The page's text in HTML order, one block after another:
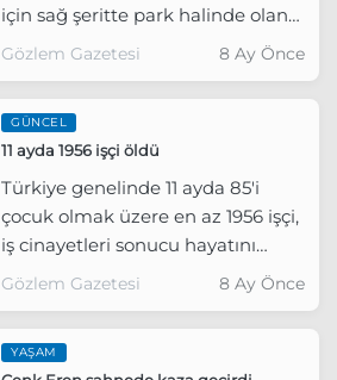
için sağ şeritte park halinde olan
TIR'a arkadan çarptı.
Gözlem Gazetesi 8 Ay Önce
GÜNCEL
11 ayda 1956 işçi öldü
Türkiye genelinde 11 ayda 85'i
çocuk olmak üzere en az 1956 işçi,
iş cinayetleri sonucu hayatını
kaybetti.
Gözlem Gazetesi 8 Ay Önce
YAŞAM